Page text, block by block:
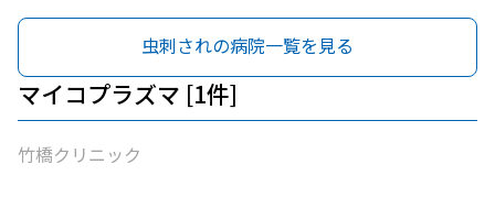
虫刺されの病院一覧を見る
マイコプラズマ [1件]
竹橋クリニック